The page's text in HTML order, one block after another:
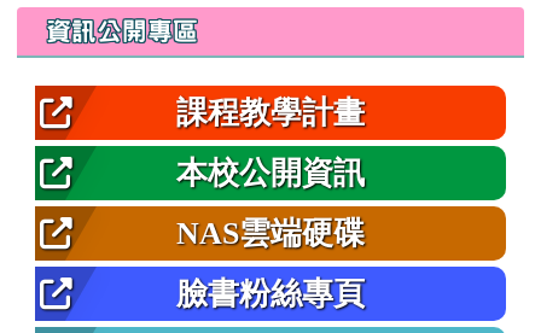
左邊區域內容
資訊公開專區
課程教學計畫
本校公開資訊
NAS雲端硬碟
臉書粉絲專頁